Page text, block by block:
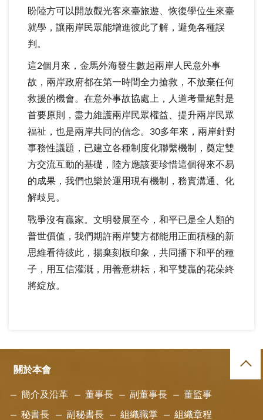
盼陸方可以開放觀光客來臺旅遊、恢復學位生來臺
就學，讓兩岸民眾能增進彼此了解，避免各種誤
判。
這2個月來，金馬外海發生數起兩岸人民意外事
故，兩岸政府都在第一時間全力搶救，不放棄任何
救援的機會。在意外事故協處上，人道考量絕對是
首要原則，盡力維護兩岸民眾權益、提升兩岸民眾
福祉，也是兩岸共同的信念。30多年來，兩岸針對
事務性議題，已建立各種制度化聯繫機制，奠定雙
方交流互動的基礎，陸方應該要珍惜這個得來不易
的成果，我們也樂於運用現有機制，務實溝通、化
解歧見。
戰爭沒有贏家。文明發展至今，和平已是全人類的
普世價值，我們期許兩岸雙方都能用正面積極的新
思維看待彼此，揚棄刻板印象，共同播下和平的種
子，用互信灌溉，用善意耕耘，和平雙贏的花朵終
將綻放。
關於本會
簡介及沿革 董事長 副董事長 董監事
秘書長 副秘書長 組織職掌 組織章程